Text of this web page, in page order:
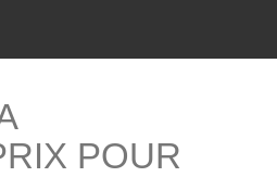
POUR